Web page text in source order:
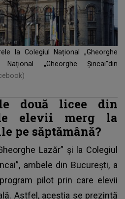
la Colegiul Național „Gheorghe
„Gheorghe Șincai”din
două licee din
elevii merg la
pe săptămână?
Lazăr” și la Colegiul
ambele din București, a
pilot prin care elevii
. Astfel, aceștia se prezintă